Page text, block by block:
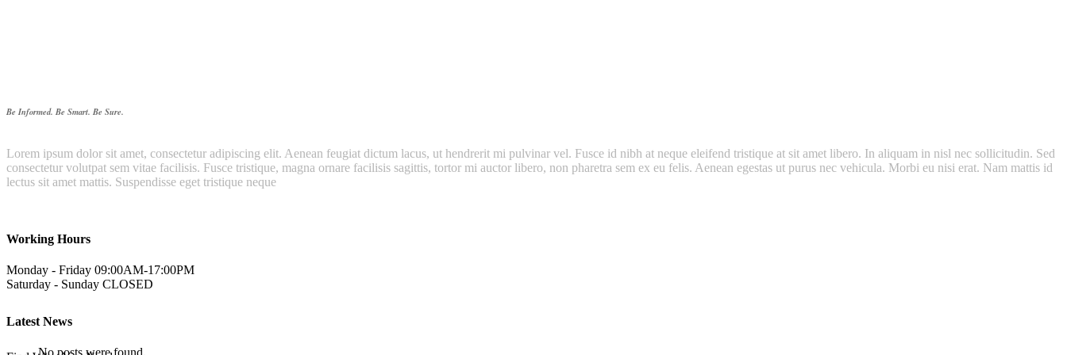
Be Informed. Be Smart. Be Sure.
Lorem ipsum dolor sit amet, consectetur adipiscing elit. Aenean feugiat dictum lacus, ut hendrerit mi pulvinar vel. Fusce id nibh at neque eleifend tristique at sit amet libero. In aliquam in nisl nec sollicitudin. Sed
consectetur volutpat sem vitae facilisis. Fusce tristique, magna ornare facilisis sagittis, tortor mi auctor libero, non pharetra sem ex eu felis. Aenean egestas ut purus nec vehicula. Morbi eu nisi erat. Nam mattis id
lectus sit amet mattis. Suspendisse eget tristique neque
Working Hours
Monday - Friday 09:00AM-17:00PM
Saturday - Sunday CLOSED
Latest News
No posts were found.